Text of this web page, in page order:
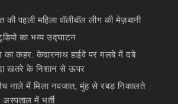
पहली महिला वॉलीबॉल लीग की मेज़बानी
का भव्य उद्घाटन
का कहर: केदारनाथ हाईवे पर मलबे में दबे
खतरे के निशान से ऊपर
नाले में मिला नवजात, मुंह से रबड़ निकालते
में भर्ती